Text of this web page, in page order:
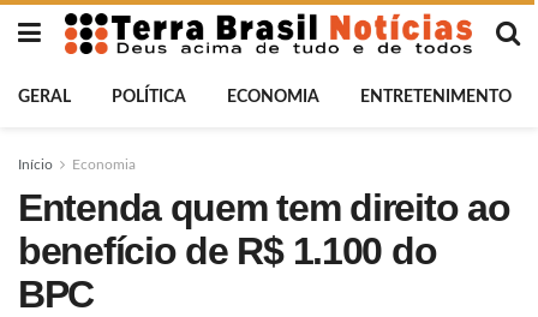
GERAL POLÍTICA ECONOMIA ENTRETENIMENTO
Início Economia
Entenda quem tem direito ao
benefício de R$ 1.100 do
BPC